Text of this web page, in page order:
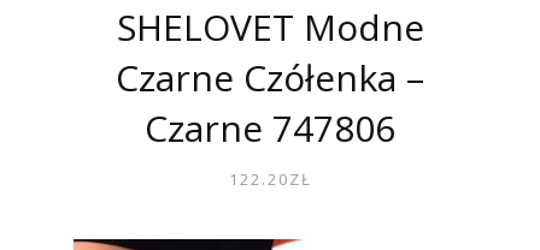
SHELOVET Modne
Czarne Czółenka –
Czarne 747806
122.20ZŁ